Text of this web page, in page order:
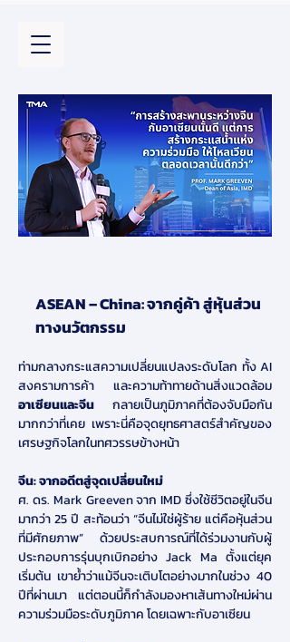
ASEAN – China: จากคู่ค้า สู่หุ้นส่วน
ทางนวัตกรรม
ท่ามกลางกระแสความเปลี่ยนแปลงระดับโลก ทั้ง AI
อาเซียนและจีน กลายเป็นภูมิภาคที่ต้องจับมือกัน
มากกว่าที่เคย เพราะนี่คือจุดยุทธศาสตร์สำคัญของ
เศรษฐกิจโลกในทศวรรษข้างหน้า
จีน: จากอดีตสู่จุดเปลี่ยนใหม่
ศ. ดร. Mark Greeven จาก IMD ซึ่งใช้ชีวิตอยู่ในจีน
มากว่า 25 ปี สะท้อนว่า “จีนไม่ใช่ผู้ร้าย แต่คือหุ้นส่วน
ที่มีศักยภาพ” ด้วยประสบการณ์ที่ได้ร่วมงานกับผู้
ประกอบการรุ่นบุกเบิกอย่าง Jack Ma ตั้งแต่ยุค
เริ่มต้น เขาย้ำว่าแม้จีนจะเติบโตอย่างมากในช่วง 40
ปีที่ผ่านมา แต่ตอนนี้ก็กำลังมองหาเส้นทางใหม่ผ่าน
ความร่วมมือระดับภูมิภาค โดยเฉพาะกับอาเซียน